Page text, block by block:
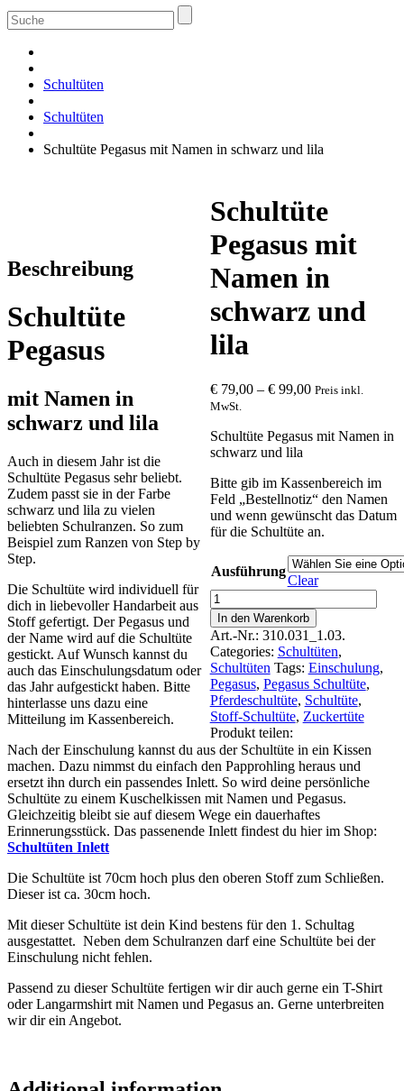
Suche
nach:
Schultüten
Schultüten
Schultüte Pegasus mit Namen in schwarz und lila
Schultüte
Pegasus mit
Namen in
schwarz und
lila
€79,00– €99,00 Preis inkl.
MwSt.
Schultüte Pegasus mit Namen in
schwarz und lila
Bitte gib im Kassenbereich im
Feld „Bestellnotiz“ den Namen
und wenn gewünscht das Datum
für die Schultüte an.
Ausführung
Clear
Schultüte
Pegasus
mit
Namen
in
schwarz
und
lila
quantity
In den Warenkorb
Art.-Nr.: 310.031_1.03.
Categories: Schultüten,
Schultüten Tags: Einschulung,
Pegasus, Pegasus Schultüte,
Pferdeschultüte, Schultüte,
Stoff-Schultüte, Zuckertüte
Produkt teilen:
Beschreibung
Schultüte
Pegasus
mit Namen in
schwarz und lila
Auch in diesem Jahr ist die
Schultüte Pegasus sehr beliebt.
Zudem passt sie in der Farbe
schwarz und lila zu vielen
beliebten Schulranzen. So zum
Beispiel zum Ranzen von Step by
Step.
Die Schultüte wird individuell für
dich in liebevoller Handarbeit aus
Stoff gefertigt. Der Pegasus und
der Name wird auf die Schultüte
gestickt. Auf Wunsch kannst du
auch das Einschulungsdatum oder
das Jahr aufgestickt haben. Bitte
hinterlasse uns dazu eine
Mitteilung im Kassenbereich.
Nach der Einschulung kannst du aus der Schultüte in ein Kissen
machen. Dazu nimmst du einfach den Papprohling heraus und
ersetzt ihn durch ein passendes Inlett. So wird deine persönliche
Schultüte zu einem Kuschelkissen mit Namen und Pegasus.
Gleichzeitig bleibt sie auf diesem Wege ein dauerhaftes
Erinnerungsstück. Das passenende Inlett findest du hier im Shop:
Schultüten Inlett
Die Schultüte ist 70cm hoch plus den oberen Stoff zum Schließen.
Dieser ist ca. 30cm hoch.
Mit dieser Schultüte ist dein Kind bestens für den 1. Schultag
ausgestattet. Neben dem Schulranzen darf eine Schultüte bei der
Einschulung nicht fehlen.
Passend zu dieser Schultüte fertigen wir dir auch gerne ein T-Shirt
oder Langarmshirt mit Namen und Pegasus an. Gerne unterbreiten
wir dir ein Angebot.